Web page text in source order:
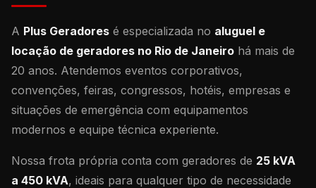
A Plus Geradores é especializada no aluguel e
locação de geradores no Rio de Janeiro há mais de
20 anos. Atendemos eventos corporativos,
convenções, feiras, congressos, hotéis, empresas e
situações de emergência com equipamentos
modernos e equipe técnica experiente.
Nossa frota própria conta com geradores de 25 kVA
a 450 kVA, ideais para qualquer tipo de necessidade